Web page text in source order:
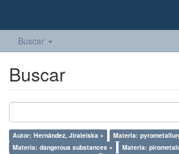
Buscar
Buscar
Autor: Hernández, Jiraleiska ×
Materia:
Materia: dangerous substances ×
Materia: